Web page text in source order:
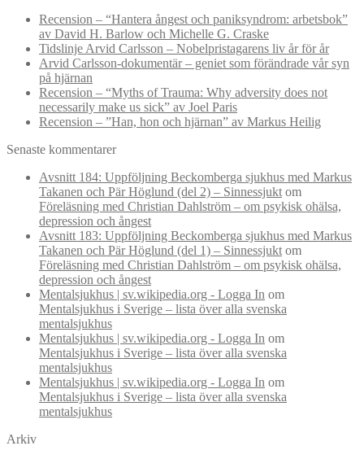
Recension – “Hantera ångest och paniksyndrom: arbetsbok”
av David H. Barlow och Michelle G. Craske
Tidslinje Arvid Carlsson – Nobelpristagarens liv år för år
Arvid Carlsson-dokumentär – geniet som förändrade vår syn
på hjärnan
Recension – “Myths of Trauma: Why adversity does not
necessarily make us sick” av Joel Paris
Recension – ”Han, hon och hjärnan” av Markus Heilig
Senaste kommentarer
Avsnitt 184: Uppföljning Beckomberga sjukhus med Markus
Takanen och Pär Höglund (del 2) – Sinnessjukt om
Föreläsning med Christian Dahlström – om psykisk ohälsa,
depression och ångest
Avsnitt 183: Uppföljning Beckomberga sjukhus med Markus
Takanen och Pär Höglund (del 1) – Sinnessjukt om
Föreläsning med Christian Dahlström – om psykisk ohälsa,
depression och ångest
Mentalsjukhus | sv.wikipedia.org - Logga In om
Mentalsjukhus i Sverige – lista över alla svenska
mentalsjukhus
Mentalsjukhus | sv.wikipedia.org - Logga In om
Mentalsjukhus i Sverige – lista över alla svenska
mentalsjukhus
Mentalsjukhus | sv.wikipedia.org - Logga In om
Mentalsjukhus i Sverige – lista över alla svenska
mentalsjukhus
Arkiv